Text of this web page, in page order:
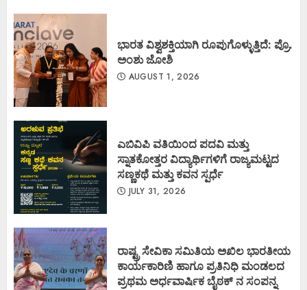
ಭಾರತ ವಿಶ್ವಶಕ್ತಿಯಾಗಿ ರೂಪುಗೊಳ್ಳುತ್ತಿದೆ: ಪ್ರೊ.
ಅಂಶು ಜೋಶಿ
AUGUST 1, 2026
ಎಬಿವಿಪಿ ವತಿಯಿಂದ ಪದವಿ ಮತ್ತು
ಸ್ನಾತಕೋತ್ತರ ವಿದ್ಯಾರ್ಥಿಗಳಿಗೆ ರಾಜ್ಯಮಟ್ಟದ
ಸಣ್ಣಕಥೆ ಮತ್ತು ಕವನ ಸ್ಪರ್ಧೆ
JULY 31, 2026
ರಾಷ್ಟ್ರ ಸೇವಿಕಾ ಸಮಿತಿಯ ಅಖಿಲ ಭಾರತೀಯ
ಕಾರ್ಯಕಾರಿಣಿ ಹಾಗೂ ಪ್ರತಿನಿಧಿ ಮಂಡಲದ
ಪ್ರಥಮ ಅರ್ಧವಾರ್ಷಿಕ ಬೈಠಕ್ ನ ಸಂಪನ್ನ